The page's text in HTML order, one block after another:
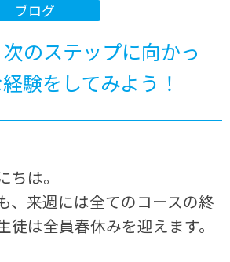
ブログ
次のステップに向かっ
験をしてみよう！
は。
、来週には全てのコースの終
徒は全員春休みを迎えます。